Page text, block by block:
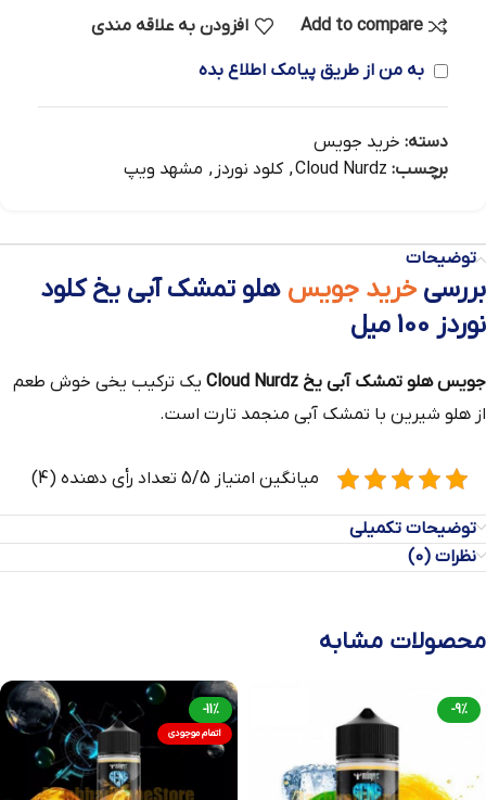
Add to compare
افزودن به علاقه مندی
به من از طریق پیامک اطلاع بده
دسته: خرید جویس
برچسب: Cloud Nurdz
, کلود نوردز , مشهد ویپ
توضیحات
بررسی خرید جویس هلو تمشک آبی یخ کلود
نوردز 100 میل
جویس هلو تمشک آبی یخ Cloud Nurdz
یک ترکیب یخی خوش طعم
از هلو شیرین با تمشک آبی منجمد تارت است.
میانگین امتیاز 5/5 تعداد رأی دهنده (4)
توضیحات تکمیلی
نظرات (0)
محصولات مشابه
-9%
-11%
اتمام موجودی